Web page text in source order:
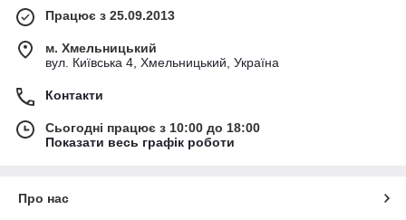
Працює з 25.09.2013
м. Хмельницький
вул. Київська 4, Хмельницький, Україна
Контакти
Сьогодні працює з 10:00 до 18:00
Показати весь графік роботи
Про нас